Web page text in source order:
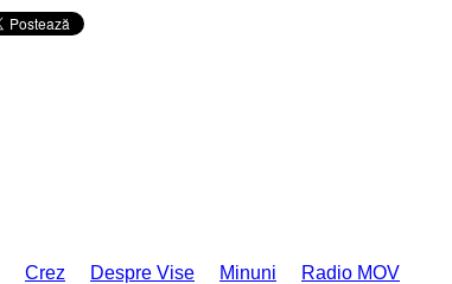
Crez Despre Vise Minuni Radio MOV